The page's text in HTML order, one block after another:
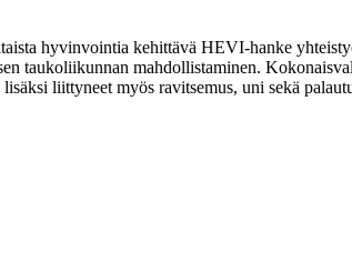
hyvinvointia kehittävä HEVI-hanke
taukoliikunnan mahdollistaminen.
lisäksi liittyneet myös ravitsemus, uni sekä